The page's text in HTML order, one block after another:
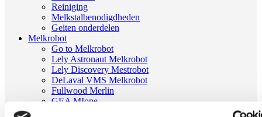
Reiniging
Melkstalbenodigdheden
Geiten onderdelen
Melkrobot
Go to Melkrobot
Lely Astronaut Melkrobot
Lely Discovery Mestrobot
DeLaval VMS Melkrobot
Fullwood Merlin
GEA MIone
Stal benodigdheden